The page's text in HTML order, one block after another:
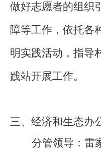
做好志愿者的组织
障等工作，依托各
明实践活动，指导
践站开展工作。
三、经济和生态办
分管领导：雷